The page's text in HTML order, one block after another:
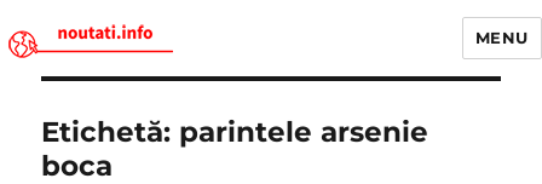
MENU
Etichetă: parintele arsenie
boca